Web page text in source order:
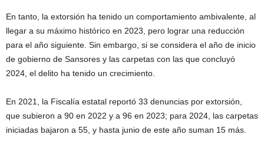
En tanto, la extorsión ha tenido un comportamiento ambivalente, al
llegar a su máximo histórico en 2023, pero lograr una reducción
para el año siguiente. Sin embargo, si se considera el año de inicio
de gobierno de Sansores y las carpetas con las que concluyó
2024, el delito ha tenido un crecimiento.
En 2021, la Fiscalía estatal reportó 33 denuncias por extorsión,
que subieron a 90 en 2022 y a 96 en 2023; para 2024, las carpetas
iniciadas bajaron a 55, y hasta junio de este año suman 15 más.